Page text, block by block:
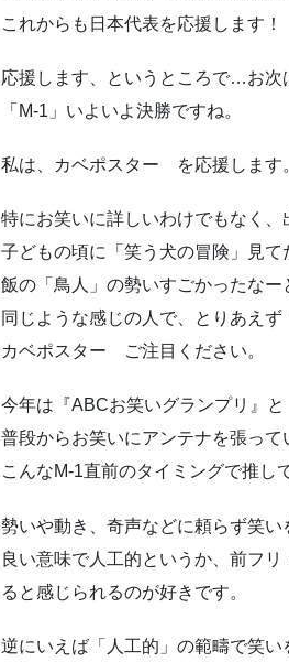
これからも日本代表を応援します！
応援します、というところで…お次
「M-1」いよいよ決勝ですね。
私は、カベポスター を応援します
特にお笑いに詳しいわけでもなく、
子どもの頃に「笑う犬の冒険」見
飯の「鳥人」の勢いすごかったなー
同じような感じの人で、とりあえ
カベポスター ご注目ください。
今年は『ABCお笑いグランプリ』と
普段からお笑いにアンテナを張って
こんなM-1直前のタイミングで推し
勢いや動き、奇声などに頼らず笑い
良い意味で人工的というか、前フ
ると感じられるのが好きです。
逆にいえば「人工的」の範疇で笑